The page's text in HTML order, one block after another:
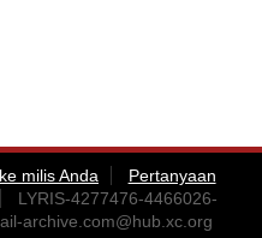
milis Anda
Pertanyaan
LYRIS-4277476-4466026-
archive.com@hub.xc.org